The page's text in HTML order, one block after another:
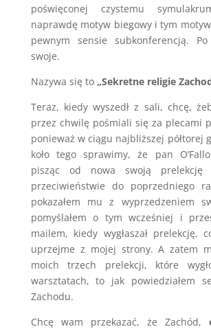
poświęconej czystemu
naprawdę motyw biegowy i tym
pewnym sensie subkonferencją.
swoje.
Nazywa się to „Sekretne religie
Teraz, kiedy wyszedł z sali, chcę,
przez chwilę pośmiali się za plecami
ponieważ w ciągu najbliższej półtorej
koło tego sprawimy, że pan
pisząc od nowa swoją
przeciwieństwie do poprzedniego
pokazałem mu z wyprzedzeniem
pomyślałem o tym wcześniej i
mailem, kiedy wygłaszał prelekcję,
uprzejme z mojej strony. A zatem
moich trzech prelekcji, które
warsztatach, to jak powiedziałem
Zachodu.
Chcę wam przekazać, że Zachód,